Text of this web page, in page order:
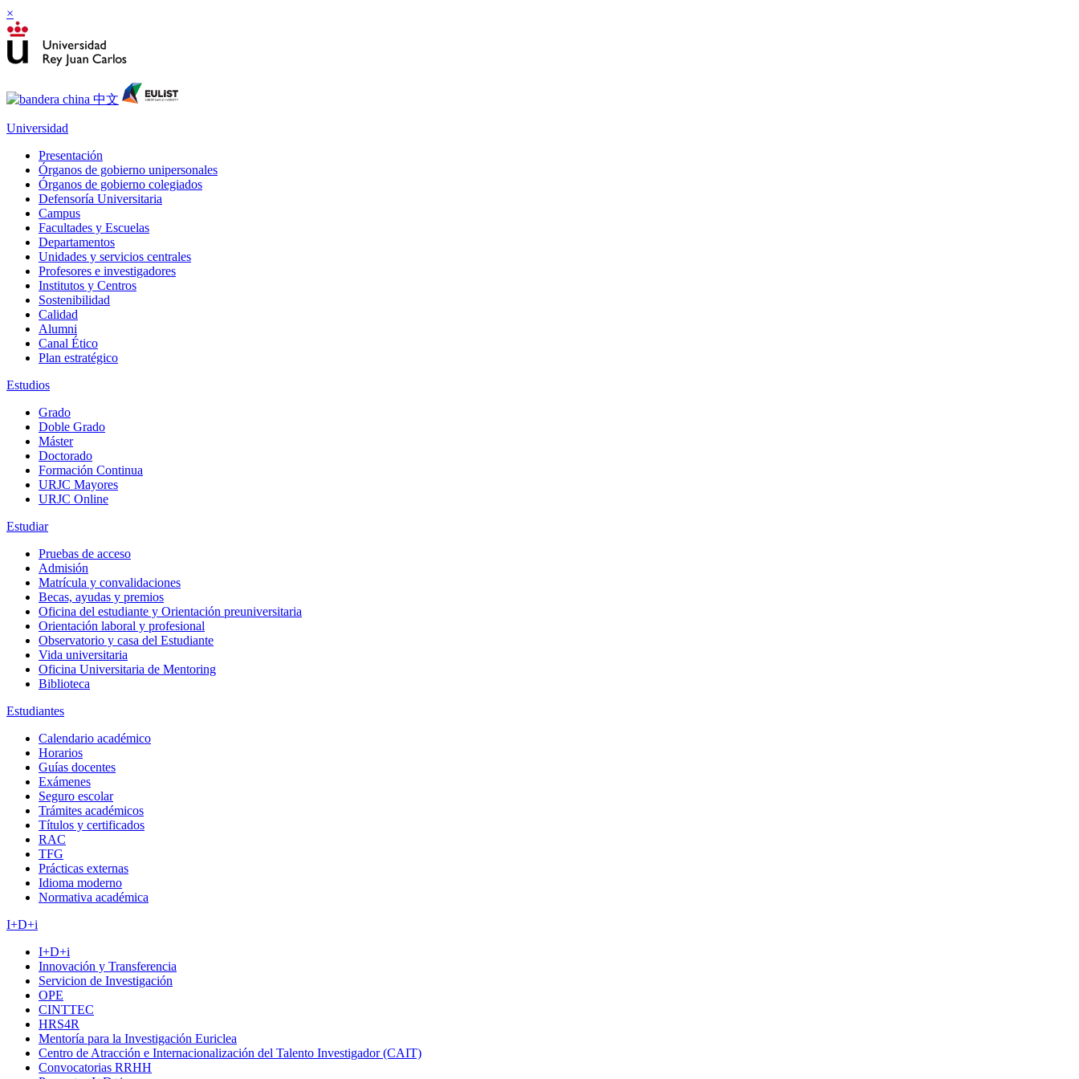
×
Universidad
Presentación
Órganos de gobierno unipersonales
Órganos de gobierno colegiados
Defensoría Universitaria
Campus
Facultades y Escuelas
Departamentos
Unidades y servicios centrales
Profesores e investigadores
Institutos y Centros
Sostenibilidad
Calidad
Alumni
Canal Ético
Plan estratégico
Estudios
Grado
Doble Grado
Máster
Doctorado
Formación Continua
URJC Mayores
URJC Online
Estudiar
Pruebas de acceso
Admisión
Matrícula y convalidaciones
Becas, ayudas y premios
Oficina del estudiante y Orientación preuniversitaria
Orientación laboral y profesional
Observatorio y casa del Estudiante
Vida universitaria
Oficina Universitaria de Mentoring
Biblioteca
Estudiantes
Calendario académico
Horarios
Guías docentes
Exámenes
Seguro escolar
Trámites académicos
Títulos y certificados
RAC
TFG
Prácticas externas
Idioma moderno
Normativa académica
I+D+i
I+D+i
Innovación y Transferencia
Servicion de Investigación
OPE
CINTTEC
HRS4R
Mentoría para la Investigación Euriclea
Centro de Atracción e Internacionalización del Talento Investigador (CAIT)
Convocatorias RRHH